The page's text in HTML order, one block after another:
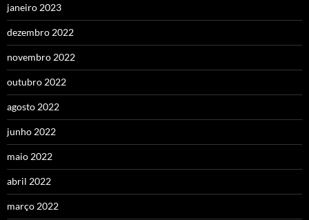
janeiro 2023
dezembro 2022
novembro 2022
outubro 2022
agosto 2022
junho 2022
maio 2022
abril 2022
março 2022